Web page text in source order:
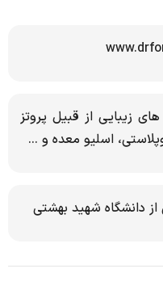
زیبایی از قبیل پروتز
اسلیو معده و ...
دانشگاه شهید بهشتی